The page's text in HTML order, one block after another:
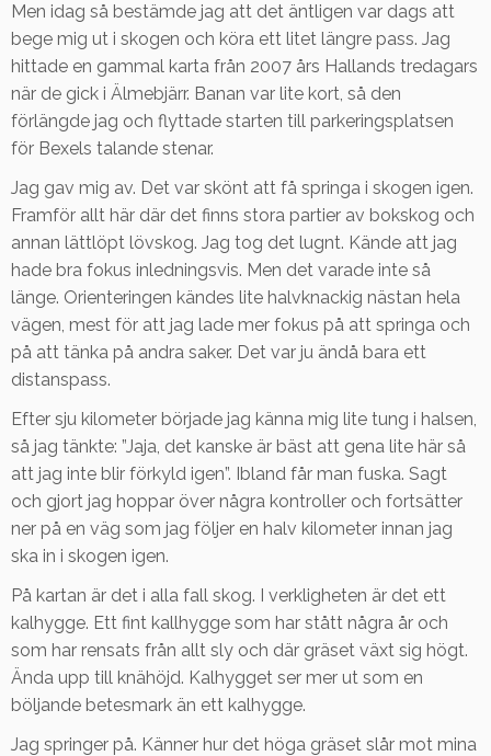
Men idag så bestämde jag att det äntligen var dags att
bege mig ut i skogen och köra ett litet längre pass. Jag
hittade en gammal karta från 2007 års Hallands tredagars
när de gick i Älmebjärr. Banan var lite kort, så den
förlängde jag och flyttade starten till parkeringsplatsen
för Bexels talande stenar.
Jag gav mig av. Det var skönt att få springa i skogen igen.
Framför allt här där det finns stora partier av bokskog och
annan lättlöpt lövskog. Jag tog det lugnt. Kände att jag
hade bra fokus inledningsvis. Men det varade inte så
länge. Orienteringen kändes lite halvknackig nästan hela
vägen, mest för att jag lade mer fokus på att springa och
på att tänka på andra saker. Det var ju ändå bara ett
distanspass.
Efter sju kilometer började jag känna mig lite tung i halsen,
så jag tänkte: ”Jaja, det kanske är bäst att gena lite här så
att jag inte blir förkyld igen”. Ibland får man fuska. Sagt
och gjort jag hoppar över några kontroller och fortsätter
ner på en väg som jag följer en halv kilometer innan jag
ska in i skogen igen.
På kartan är det i alla fall skog. I verkligheten är det ett
kalhygge. Ett fint kallhygge som har stått några år och
som har rensats från allt sly och där gräset växt sig högt.
Ända upp till knähöjd. Kalhygget ser mer ut som en
böljande betesmark än ett kalhygge.
Jag springer på. Känner hur det höga gräset slår mot mina